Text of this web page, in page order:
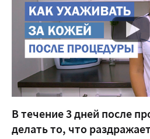
В течение 3 дней после
делать то, что